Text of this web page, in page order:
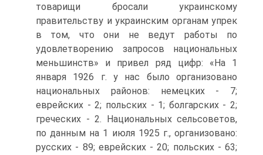
товарищи бросали украинскому
правительству и украинским органам упрек
в том, что они не ведут работы по
удовлетворению запросов национальных
меньшинств» и привел ряд цифр: «На 1
января 1926 г. у нас было организовано
национальных районов: немецких - 7;
еврейских - 2; польских - 1; болгарских - 2;
греческих - 2. Национальных сельсоветов,
по данным на 1 июля 1925 г., организовано:
русских - 89; еврейских - 20; польских - 63;